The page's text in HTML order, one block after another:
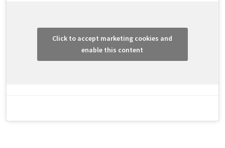
Click to accept marketing cookies and
enable this content